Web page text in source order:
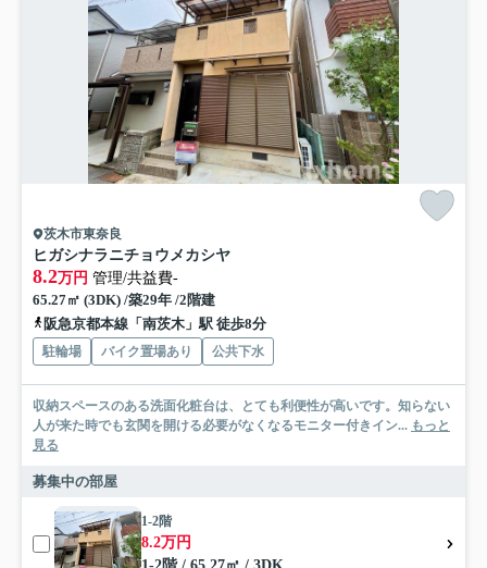
茨木市東奈良
ヒガシナラニチョウメカシヤ
8.2万円 管理/共益費-
65.27㎡ (3DK) /築29年 /2階建
阪急京都本線「南茨木」駅 徒歩8分
駐輪場 バイク置場あり 公共下水
収納スペースのある洗面化粧台は、とても利便性が高いです。知らない
人が来た時でも玄関を開ける必要がなくなるモニター付きイン... もっと
見る
募集中の部屋
1-2階
8.2万円
1-2階 / 65.27㎡ / 3DK